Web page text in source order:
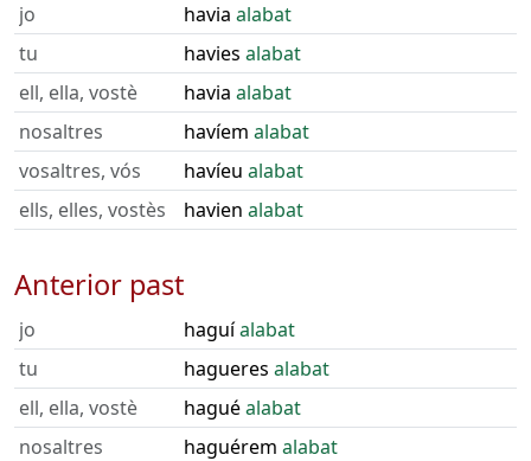
jo havia alabat
tu
havies alabat
ell, ella, vostè
havia alabat
nosaltres
havíem alabat
vosaltres, vós
havíeu alabat
ells, elles, vostès
havien alabat
Anterior past
jo haguíalabat
tu
hagueres alabat
ell, ella, vostè
haguéalabat
nosaltres
haguérem alabat